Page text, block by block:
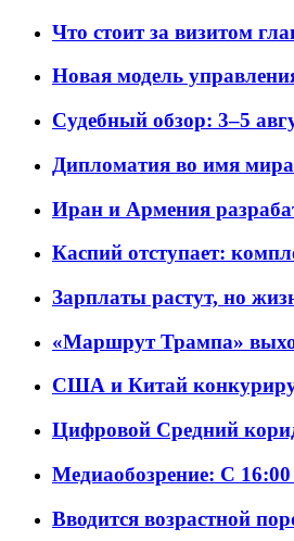
Что стоит за визитом
Новая модель
Судебный обзор: 3–5
Дипломатия во имя
Иран и Армения
Каспий отступает:
Зарплаты растут, но
«Маршрут Трампа»
США и Китай
Цифровой Средний
Медиаобозрение: С 16:00
Вводится возрастной